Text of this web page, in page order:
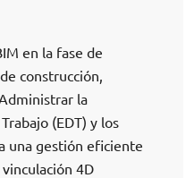
en la fase de
construcción,
la
(EDT) y los
una gestión eficiente
4D